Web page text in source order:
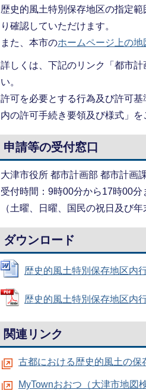
歴史的風土特別保存地区の指定
り確認していただけます。
また、本市のホームページ上の地
詳しくは、下記のリンク「都市
い。
許可を必要とする行為及び許可
内の許可手続き要領及び様式」を
申請等の受付窓口
大津市役所 都市計画部 都市計画
受付時間：9時00分から17時00分
（土曜、日曜、国民の祝日及び年
ダウンロード
歴史的風土特別保存地区内
歴史的風土特別保存地区内
関連リンク
古都における歴史的風土の保
MyTownおおつ（大津市地図